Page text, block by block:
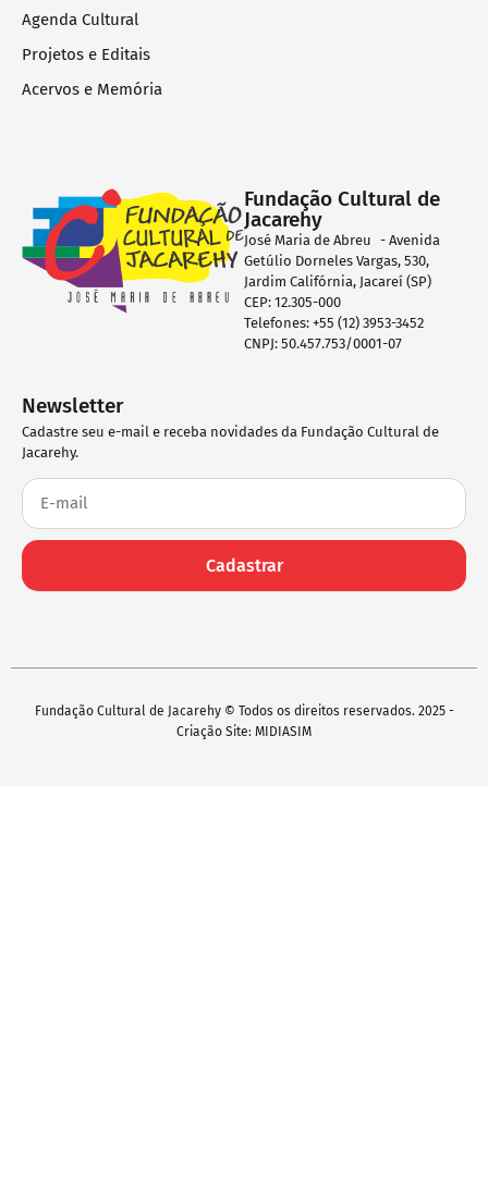
Agenda Cultural
Projetos e Editais
Acervos e Memória
Fundação Cultural de
Jacarehy
José Maria de Abreu - Avenida
Getúlio Dorneles Vargas, 530,
Jardim Califórnia, Jacareí (SP)
CEP: 12.305-000
Telefones: +55 (12) 3953-3452
CNPJ: 50.457.753/0001-07
Newsletter
Cadastre seu e-mail e receba novidades da Fundação Cultural de
Jacarehy.
Cadastrar
Fundação Cultural de Jacarehy © Todos os direitos reservados. 2025 -
Criação Site: MIDIASIM